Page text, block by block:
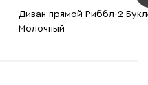
Диван прямой Риббл-2
Молочный